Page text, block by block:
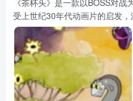
受上世纪30年代动画片的启发